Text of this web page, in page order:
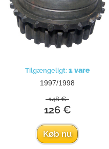
Tilgængeligt: 1 vare
1997/1998
148 €
126 €
Køb nu